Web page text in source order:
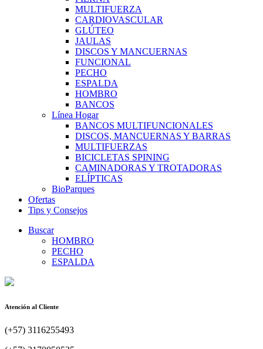
MULTIFUERZA
CARDIOVASCULAR
GLÚTEO
JAULAS
DISCOS Y MANCUERNAS
FUNCIONAL
PECHO
ESPALDA
HOMBRO
BANCOS
Línea Hogar
BANCOS MULTIFUNCIONALES
DISCOS, MANCUERNAS Y BARRAS
MULTIFUERZAS
BICICLETAS SPINING
CAMINADORAS Y TROTADORAS
ELÍPTICAS
BioParques
Ofertas
Tips y Consejos
Buscar
HOMBRO
PECHO
ESPALDA
Atención al Cliente
(+57) 3116255493